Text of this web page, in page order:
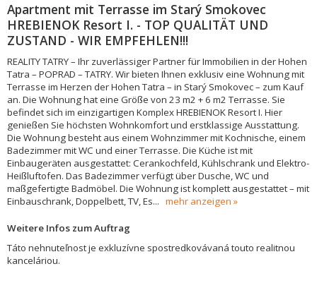
Apartment mit Terrasse im Starý Smokovec
HREBIENOK Resort I. - TOP QUALITÄT UND
ZUSTAND - WIR EMPFEHLEN!!!
REALITY TATRY – Ihr zuverlässiger Partner für Immobilien in der Hohen
Tatra – POPRAD – TATRY. Wir bieten Ihnen exklusiv eine Wohnung mit
Terrasse im Herzen der Hohen Tatra – in Starý Smokovec – zum Kauf
an. Die Wohnung hat eine Größe von 23 m2 + 6 m2 Terrasse. Sie
befindet sich im einzigartigen Komplex HREBIENOK Resort I. Hier
genießen Sie höchsten Wohnkomfort und erstklassige Ausstattung.
Die Wohnung besteht aus einem Wohnzimmer mit Kochnische, einem
Badezimmer mit WC und einer Terrasse. Die Küche ist mit
Einbaugeräten ausgestattet: Cerankochfeld, Kühlschrank und Elektro-
Heißluftofen. Das Badezimmer verfügt über Dusche, WC und
maßgefertigte Badmöbel. Die Wohnung ist komplett ausgestattet – mit
Einbauschrank, Doppelbett, TV, Es... mehr anzeigen
Weitere Infos zum Auftrag
Táto nehnuteľnost je exkluzívne spostredkovávaná touto realitnou
kanceláriou.